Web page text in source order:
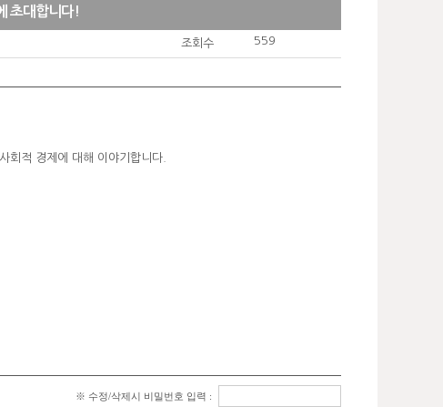
초대합니다!
조회수 559
회적 경제에 대해 이야기합니다.
※ 수정/삭제시 비밀번호 입력 :